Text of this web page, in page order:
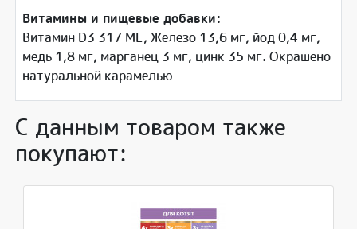
Витамины и пищевые добавки:
Витамин D3 317 МЕ, Железо 13,6 мг, йод 0,4 мг,
медь 1,8 мг, марганец 3 мг, цинк 35 мг. Окрашено
натуральной карамелью
С данным товаром также
покупают: